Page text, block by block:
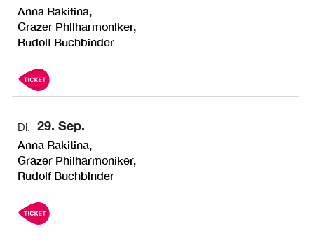
Anna Rakitina,
Grazer Philharmoniker,
Rudolf Buchbinder
29. Sep.
Di.
Anna Rakitina,
Grazer Philharmoniker,
Rudolf Buchbinder